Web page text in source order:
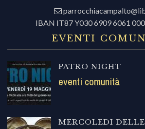
IBAN IT87 Y030 6909 6061
EVENTI
PATRO NIGHT
eventi comunità
MERCOLEDI